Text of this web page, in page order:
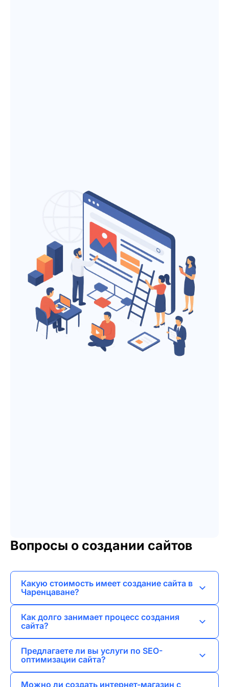
Вопросы о создании сайтов
Какую стоимость имеет создание сайта в
Чаренцаване?
зависит от его типа и сложности, но я всегда
учитывая потребности клиента.
Как долго занимает процесс создания
сайта?
создание сайта может занять от нескольких
требований и объема работы.
Предлагаете ли вы услуги по SEO-
оптимизации сайта?
Можно ли создать интернет-магазин с